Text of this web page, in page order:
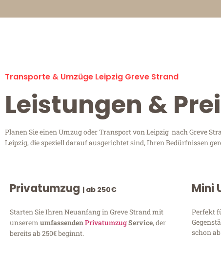
Transporte & Umzüge Leipzig Greve Strand
Leistungen &
Planen Sie einen Umzug oder Transport von Leipzig nach Greve
Leipzig, die speziell darauf ausgerichtet sind, Ihren Bedürfnissen
Privatumzug | ab 250€
Starten Sie Ihren Neuanfang in Greve Strand mit
unserem umfassendenPrivatumzugService, der
bereits ab 250€ beginnt.
Mini
Perfekt
schon